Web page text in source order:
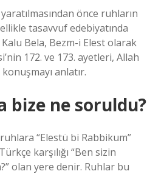
önce ruhların
tasavvuf edebiyatında
Bela, Bezm-i Elest olarak
172. ve 173. ayetleri, Allah
anlatır.
bize ne soruldu?
ruhlara “Elestü bi Rabbikum”
karşılığı “Ben sizin
olan yere denir. Ruhlar bu